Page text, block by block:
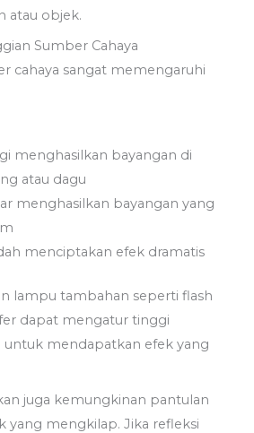
atau objek.
Sumber Cahaya
cahaya sangat memengaruhi
menghasilkan bayangan di
atau dagu
menghasilkan bayangan yang
menciptakan efek dramatis
lampu tambahan seperti flash
dapat mengatur tinggi
untuk mendapatkan efek yang
juga kemungkinan pantulan
yang mengkilap. Jika refleksi